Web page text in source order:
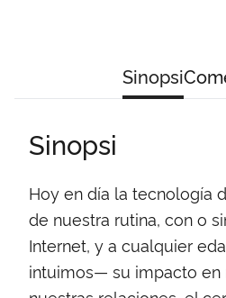
Sinopsi
Sinopsi
Hoy en día la tecnología
de nuestra rutina, con o
Internet, y a cualquier
intuimos— su impacto en